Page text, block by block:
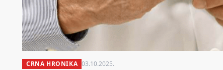
CRNA HRONIKA 03.10.2025.